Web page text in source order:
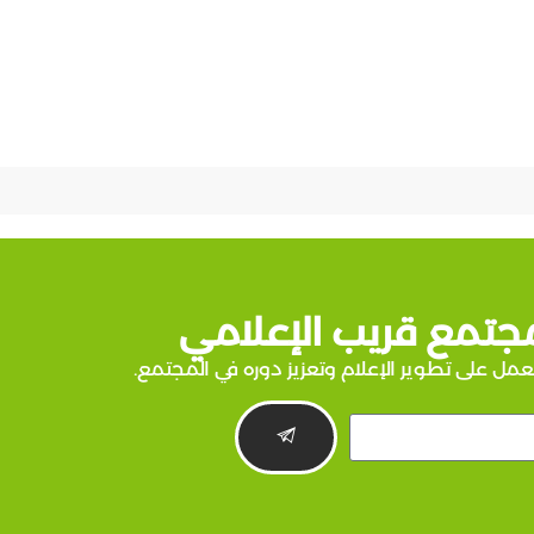
قريب الإعلامي
على تطوير الإعلام وتعزيز دوره في المجتمع.